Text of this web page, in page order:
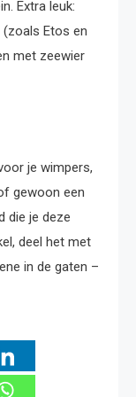
Extra leuk:
Etos en
met zeewier
je wimpers,
gewoon een
die je deze
deel het met
in de gaten –